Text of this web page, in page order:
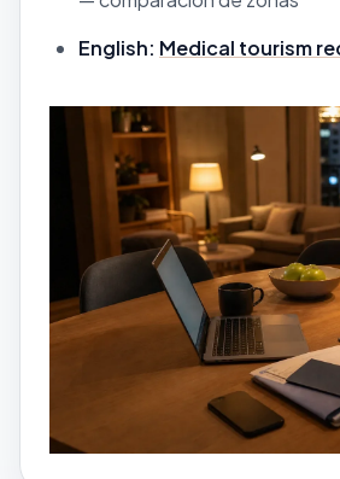
English: Medical tourism